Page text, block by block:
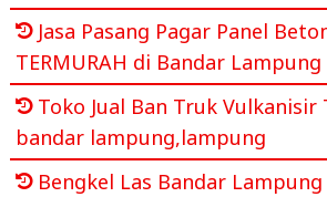
Jasa Pasang Pagar Panel
TERMURAH di Bandar Lampung
Toko Jual Ban Truk Vulkanisir
bandar lampung,lampung
Bengkel Las Bandar